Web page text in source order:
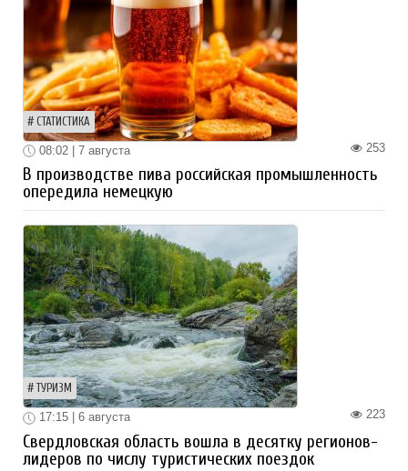
СТАТИСТИКА
253
08:02 | 7 августа
В производстве пива российская промышленность
опередила немецкую
ТУРИЗМ
223
17:15 | 6 августа
Свердловская область вошла в десятку регионов-
лидеров по числу туристических поездок